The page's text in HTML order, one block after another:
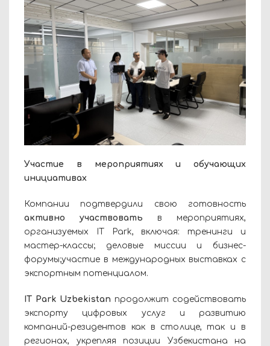
Участие в мероприятиях и обучающих
инициативах
Компании подтвердили свою готовность
активно участвовать в мероприятиях,
организуемых IT Park, включая: тренинги и
мастер-классы; деловые миссии и бизнес-
форумы;участие в международных выставках с
экспортным потенциалом.
IT Park Uzbekistan продолжит содействовать
экспорту цифровых услуг и развитию
компаний-резидентов как в столице, так и в
регионах, укрепляя позиции Узбекистана на